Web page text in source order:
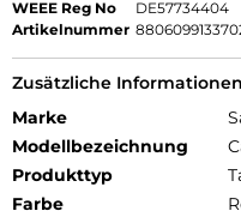
WEEE Reg No
DE57734404
Artikelnummer
Zusätzliche Informationen
Marke
Modellbezeichnung
Produkttyp
Farbe